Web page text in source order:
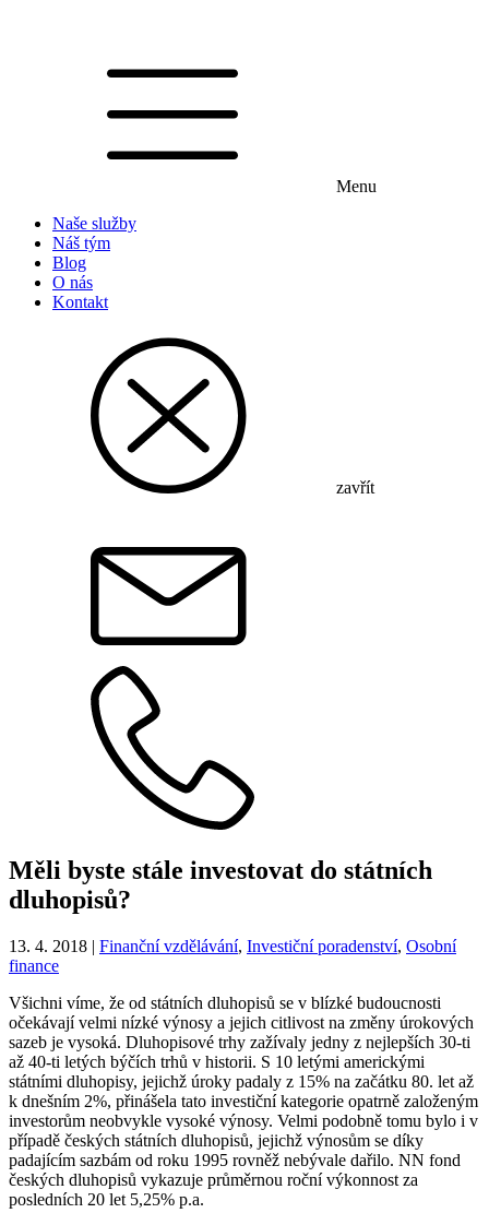
Menu
Naše služby
Náš tým
Blog
O nás
Kontakt
zavřít
Měli byste stále investovat do státních
dluhopisů?
13. 4. 2018 | Finanční vzdělávání, Investiční poradenství, Osobní
finance
Všichni víme, že od státních dluhopisů se v blízké budoucnosti
očekávají velmi nízké výnosy a jejich citlivost na změny úrokových
sazeb je vysoká. Dluhopisové trhy zažívaly jedny z nejlepších 30-ti
až 40-ti letých býčích trhů v historii. S 10 letými americkými
státními dluhopisy, jejichž úroky padaly z 15% na začátku 80. let až
k dnešním 2%, přinášela tato investiční kategorie opatrně založeným
investorům neobvykle vysoké výnosy. Velmi podobně tomu bylo i v
případě českých státních dluhopisů, jejichž výnosům se díky
padajícím sazbám od roku 1995 rovněž nebývale dařilo. NN fond
českých dluhopisů vykazuje průměrnou roční výkonnost za
posledních 20 let 5,25% p.a.